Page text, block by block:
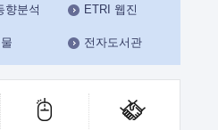
향분석 ETRI 웹진
전자도서관